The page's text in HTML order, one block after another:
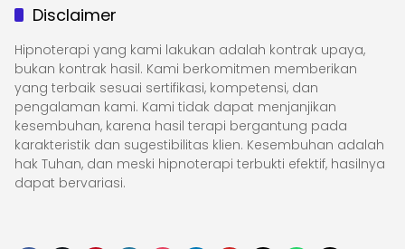
Disclaimer
Hipnoterapi yang kami lakukan adalah kontrak upaya,
bukan kontrak hasil. Kami berkomitmen memberikan
yang terbaik sesuai sertifikasi, kompetensi, dan
pengalaman kami. Kami tidak dapat menjanjikan
kesembuhan, karena hasil terapi bergantung pada
karakteristik dan sugestibilitas klien. Kesembuhan adalah
hak Tuhan, dan meski hipnoterapi terbukti efektif, hasilnya
dapat bervariasi.